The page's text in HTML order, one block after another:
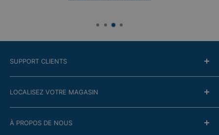
SUPPORT CLIENTS
Contactez-nous
Politique de retour
Modalité en ligne
Financement
LOCALISEZ VOTRE MAGASIN
Trouver le magasin le plus proche
À PROPOS DE NOUS